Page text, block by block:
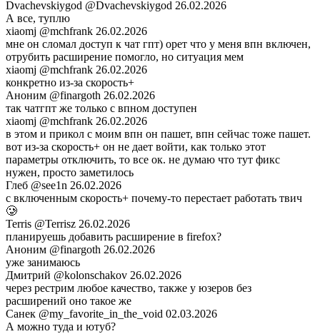
Dvachevskiygod @Dvachevskiygod 26.02.2026
А все, туплю
xiaomj @mchfrank 26.02.2026
мне он сломал доступ к чат гпт) орет что у меня впн включен,
отрубить расширение помогло, но ситуация мем
xiaomj @mchfrank 26.02.2026
конкретно из-за скорость+
Аноним @finargoth 26.02.2026
так чатгпт же только с впном доступен
xiaomj @mchfrank 26.02.2026
в этом и прикол с моим впн он пашет, впн сейчас тоже пашет.
вот из-за скорость+ он не дает войти, как только этот
параметры отключить, то все ок. не думаю что тут фикс
нужен, просто заметилось
Глеб @see1n 26.02.2026
с включенным скорость+ почему-то перестает работать твич
🥲
Terris @Terrisz 26.02.2026
планируешь добавить расширение в firefox?
Аноним @finargoth 26.02.2026
уже занимаюсь
Дмитрий @kolonschakov 26.02.2026
через рестрим любое качество, также у юзеров без
расширений оно такое же
Санек @my_favorite_in_the_void 02.03.2026
А можно туда и ютуб?